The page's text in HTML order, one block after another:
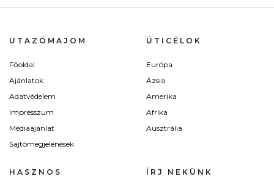
UTAZÓMAJOM
Főoldal
Ajánlatok
Adatvédelem
Impresszum
Médiaajánlat
Sajtómegjelenések
ÚTICÉLOK
Európa
Ázsia
Amerika
Afrika
Ausztrália
HASZNOS ÍRJ NEKÜNK